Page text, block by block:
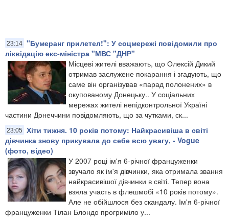
23:14 "Бумеранг прилетел!": У соцмережі повідомили про
ліквідацію екс-міністра "МВС "ДНР"
Місцеві жителі вважають, що Олексій Дикий
отримав заслужене покарання і згадують, що
саме він організував «парад полонених» в
окупованому Донецьку.​. У соціальних
мережах жителі непідконтрольної Україні
частини Донеччини повідомляють, що за чутками, ск...
23:05
Хіти тижня. 10 років потому: Найкрасивіша в світі
дівчинка знову прикувала до себе всю увагу, - Vogue
(фото, відео)
У 2007 році ім'я 6-річної француженки
звучало як ім'я дівчинки, яка отримала звання
найкрасивішої дівчинки в світі. Тепер вона
взяла участь в флешмобі «10 років потому».
Але не обійшлося без скандалу. Ім'я 6-річної
француженки Тілан Блондо прогриміло у...